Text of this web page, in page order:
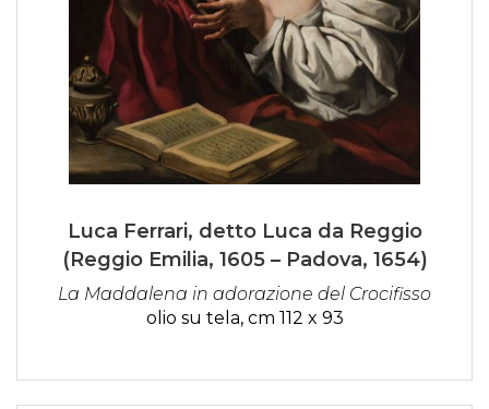
Luca Ferrari, detto Luca da Reggio
(Reggio Emilia, 1605 – Padova, 1654)
La Maddalena in adorazione del Crocifisso
olio su tela, cm 112 x 93